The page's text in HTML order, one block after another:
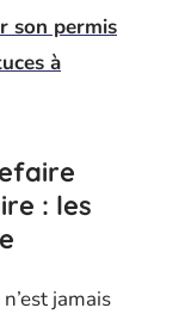
son permis
à
: les
n’est jamais